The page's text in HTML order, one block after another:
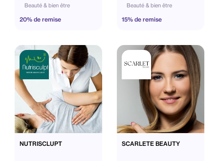
Beauté & bien être
20% de remise
Beauté & bien être
15% de remise
NUTRISCLUPT SCARLETE BEAUTY